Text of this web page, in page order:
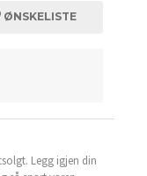
ØNSKELISTE
Legg igjen din